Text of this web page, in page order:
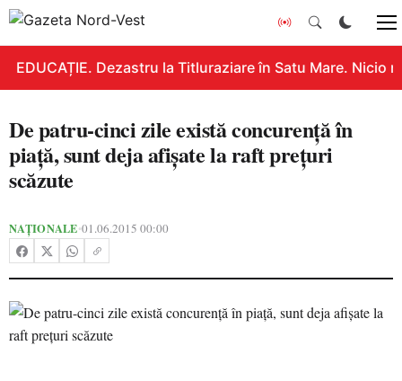
EDUCAȚIE. Dezastru la Titluraziare în Satu Mare. Nicio
De patru-cinci zile există concurenţă în
piaţă, sunt deja afişate la raft preţuri
scăzute
NAȚIONALE•01.06.2015 00:00